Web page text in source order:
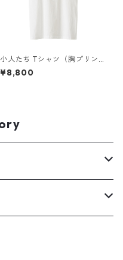
小人たち Tシャツ（胸プリン
ト）
¥8,800